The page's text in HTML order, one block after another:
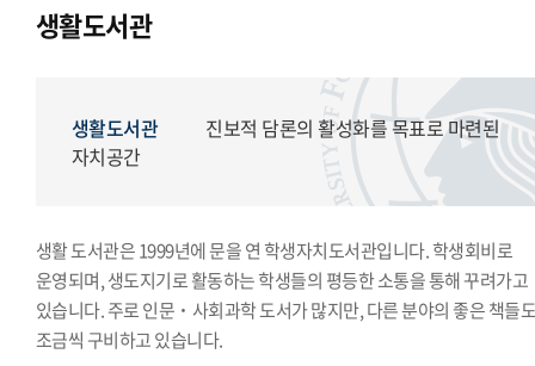
국제학생회
생활도서관
학생복지위원회
영상사업단
한국외대통역협회
한국외대119학군단
생활도서관
생활도서관
진보적 담론의 활성화를 목표로 마련된
자치공간
생활 도서관은 1999년에 문을 연 학생자치도서관입니다. 학생회비로
운영되며, 생도지기로 활동하는 학생들의 평등한 소통을 통해 꾸려가고
있습니다. 주로 인문˙사회과학 도서가 많지만, 다른 분야의 좋은 책들
조금씩 구비하고 있습니다.